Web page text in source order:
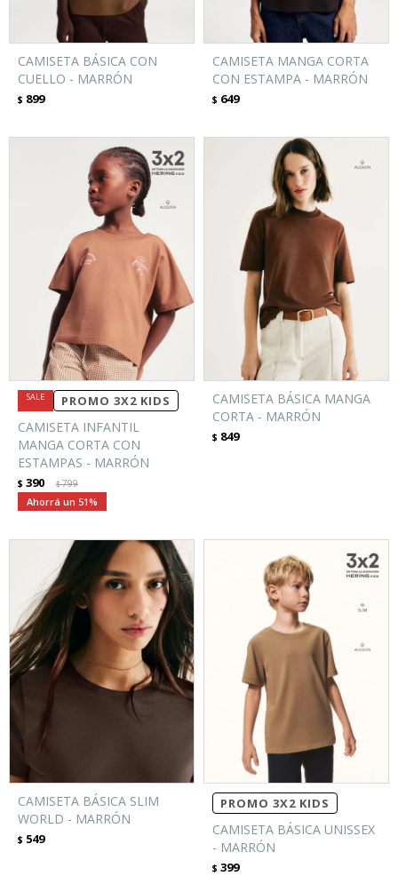
CAMISETA BÁSICA CON
CUELLO - MARRÓN
$ 899
CAMISETA MANGA CORTA
CON ESTAMPA - MARRÓN
$ 649
PROMO 3X2 KIDS
CAMISETA INFANTIL
MANGA CORTA CON
ESTAMPAS - MARRÓN
$ 390 $799
51
CAMISETA BÁSICA MANGA
CORTA - MARRÓN
$ 849
CAMISETA BÁSICA SLIM
WORLD - MARRÓN
$ 549
PROMO 3X2 KIDS
CAMISETA BÁSICA UNISSEX
- MARRÓN
$ 399